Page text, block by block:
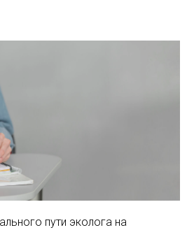
пути эколога на